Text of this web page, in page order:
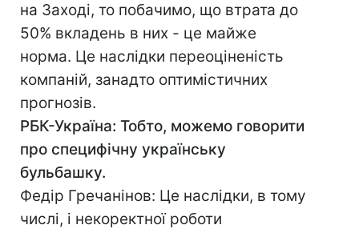
на Заході, то побачимо, що втрата до
50% вкладень в них - це майже
норма. Це наслідки переоціненість
компаній, занадто оптимістичних
прогнозів.
РБК-Україна: Тобто, можемо говорити
про специфічну українську
бульбашку.
Федір Гречанінов: Це наслідки, в тому
числі, і некоректної роботи